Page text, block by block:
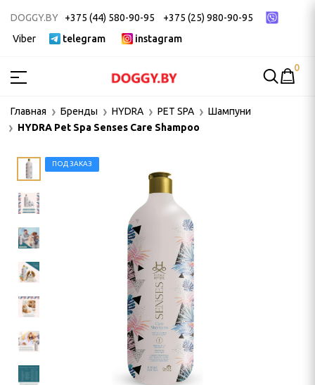
DOGGY.BY +375 (44) 580-90-95
+375 (25) 980-90-95
Viber
telegram instagram
ГРУМИНГА
0
Главная Бренды HYDRA PET SPA
Шампуни
HYDRA Pet Spa Senses Care Shampoo
ПОД ЗАКАЗ